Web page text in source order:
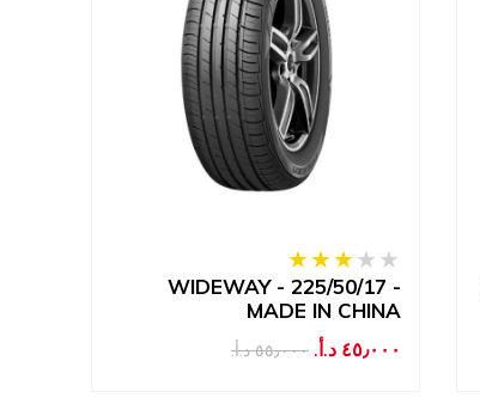
WIDEWAY - 225/50/17 -
MADE IN CHINA
٥٥٫٠٠٠ د.أ.‏ ٤٥٫٠٠٠ د.أ.‏